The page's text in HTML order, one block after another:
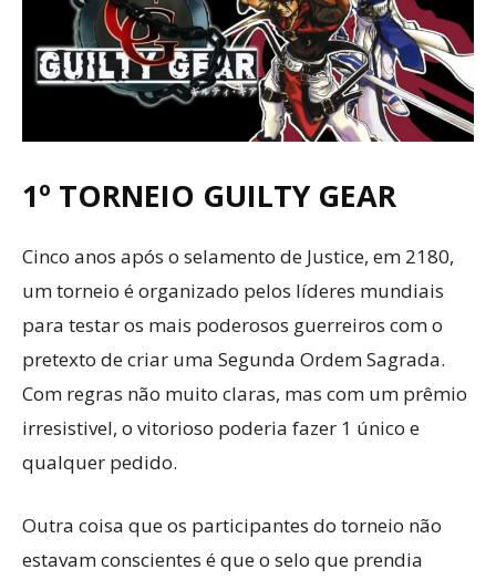
1º TORNEIO GUILTY GEAR
Cinco anos após o selamento de Justice, em 2180,
um torneio é organizado pelos líderes mundiais
para testar os mais poderosos guerreiros com o
pretexto de criar uma Segunda Ordem Sagrada.
Com regras não muito claras, mas com um prêmio
irresistivel, o vitorioso poderia fazer 1 único e
qualquer pedido.
Outra coisa que os participantes do torneio não
estavam conscientes é que o selo que prendia